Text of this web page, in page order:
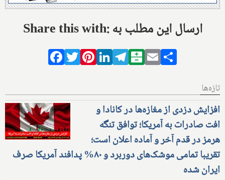
Share this with: ارسال این مطلب به
Facebook
TwitterPinterestLinkedIn
Telegram
Balatarin
Email
تازه‌ها
افزایش دزدی از مغازه‌ها در کانادا و
افت صادرات به آمریکا؛ توافق تنگه
هرمز در قدم آخر و آماده اعلان است؛
تقریبا تمامی موشک‌های دوربرد و ۸۰% پدافند آمریکا صرف
ایران شده